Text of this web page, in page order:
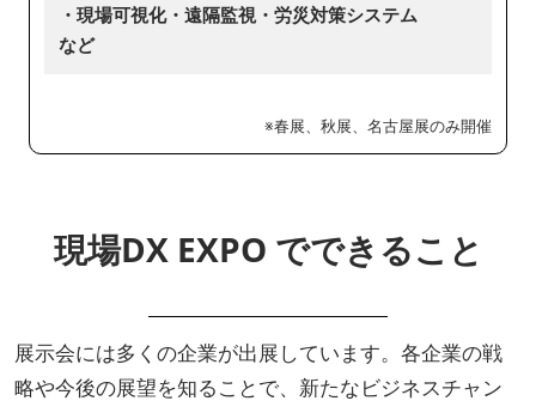
・現場可視化・遠隔監視・労災対策システム
など
※春展、秋展、名古屋展のみ開催
現場DX EXPO でできること
展示会には多くの企業が出展しています。各企業の戦
略や今後の展望を知ることで、新たなビジネスチャン